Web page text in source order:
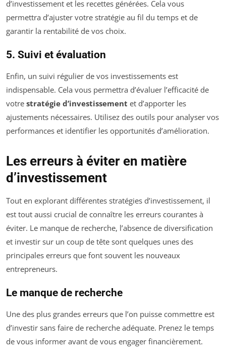
d’investissement et les recettes générées. Cela vous
permettra d’ajuster votre stratégie au fil du temps et de
garantir la rentabilité de vos choix.
5. Suivi et évaluation
Enfin, un suivi régulier de vos investissements est
indispensable. Cela vous permettra d’évaluer l’efficacité de
votre stratégie d’investissement et d’apporter les
ajustements nécessaires. Utilisez des outils pour analyser vos
performances et identifier les opportunités d’amélioration.
Les erreurs à éviter en matière
d’investissement
Tout en explorant différentes stratégies d’investissement, il
est tout aussi crucial de connaître les erreurs courantes à
éviter. Le manque de recherche, l’absence de diversification
et investir sur un coup de tête sont quelques unes des
principales erreurs que font souvent les nouveaux
entrepreneurs.
Le manque de recherche
Une des plus grandes erreurs que l’on puisse commettre est
d’investir sans faire de recherche adéquate. Prenez le temps
de vous informer avant de vous engager financièrement.